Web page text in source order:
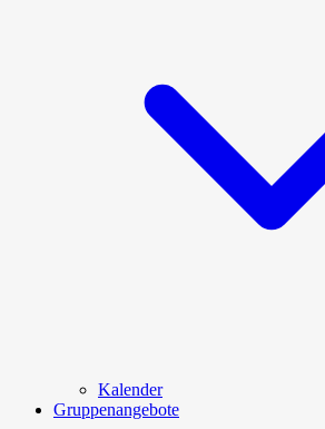
Kalender
Gruppenangebote